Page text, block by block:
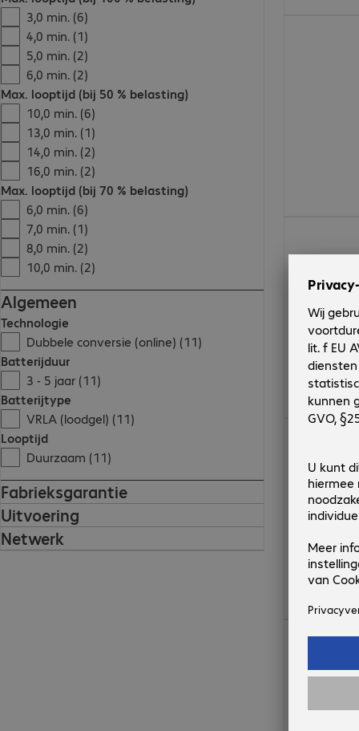
3,0 min. (6)
4,0 min. (1)
5,0 min. (2)
6,0 min. (2)
Max. looptijd (bij 50 % belasting)
10,0 min. (6)
13,0 min. (1)
14,0 min. (2)
16,0 min. (2)
Max. looptijd (bij 70 % belasting)
6,0 min. (6)
7,0 min. (1)
8,0 min. (2)
10,0 min. (2)
Algemeen
Technologie
Dubbele conversie (online) (11)
Batterijduur
3 - 5 jaar (11)
Batterijtype
VRLA (loodgel) (11)
Looptijd
Duurzaam (11)
Fabrieksgarantie
Uitvoering
Netwerk
€ 2.874,00